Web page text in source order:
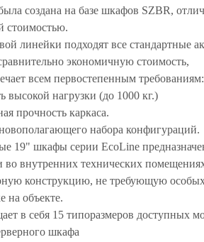
создана на базе шкафов SZBR,
стоимостью.
линейки подходят все стандартные
экономичную стоимость,
всем первостепенным требованиям:
высокой нагрузки (до 1000 кг.)
прочность каркаса.
набора конфигураций.
19" шкафы серии EcoLine
во внутренних технических
конструкцию, не требующую
на объекте.
в себя 15 типоразмеров доступных
шкафа